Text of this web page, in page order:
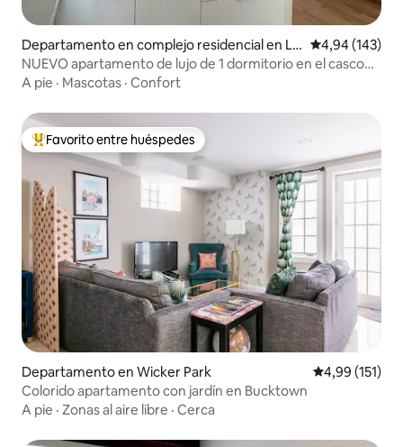
Departamento en complejo residencial en Lin
coln Park
Calificación
4,94 (143)
NUEVO apartamento de lujo de 1 dormitorio en el casco
antiguo
A pie · Mascotas · Confort
Favorito entre los huéspedes más destacados
Favorito entre huéspedes
Departamento en Wicker Park Calificación
4,99 (151)
Colorido apartamento con jardín en Bucktown
A pie · Zonas al aire libre · Cerca